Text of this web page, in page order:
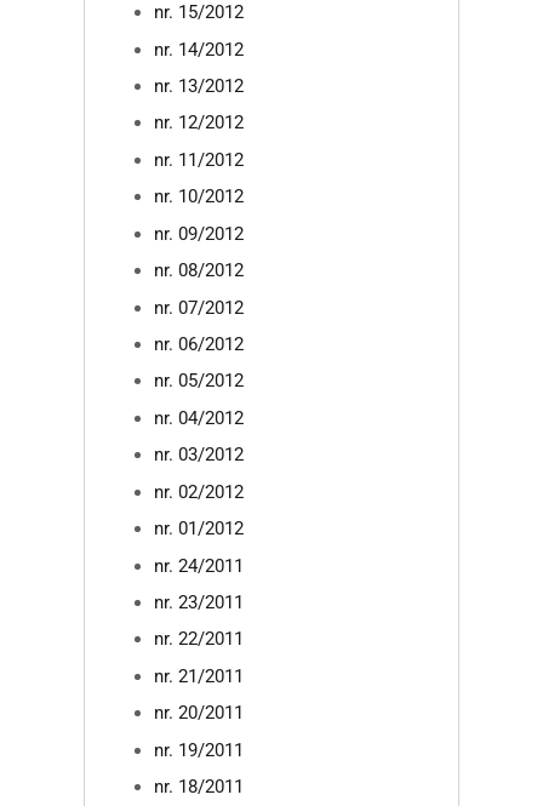
nr. 15/2012
nr. 14/2012
nr. 13/2012
nr. 12/2012
nr. 11/2012
nr. 10/2012
nr. 09/2012
nr. 08/2012
nr. 07/2012
nr. 06/2012
nr. 05/2012
nr. 04/2012
nr. 03/2012
nr. 02/2012
nr. 01/2012
nr. 24/2011
nr. 23/2011
nr. 22/2011
nr. 21/2011
nr. 20/2011
nr. 19/2011
nr. 18/2011